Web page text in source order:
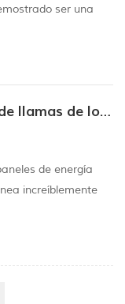
ser una
o poco
a la red, las
Acerca de evitar las amenazas de llamas de los sistemas de energía solar
de energía
increíblemente
instalaciones. Por
con paneles de